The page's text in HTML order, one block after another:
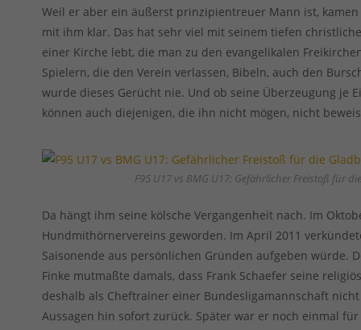
Weil er aber ein äußerst prinzipientreuer Mann ist,
mit ihm klar. Das hat sehr viel mit seinem tiefen
einer Kirche lebt, die man zu den evangelikalen
Spielern, die den Verein verlassen, Bibeln, auch den
wurde dieses Gerücht nie. Und ob seine Überzeugung je
können auch diejenigen, die ihn nicht mögen, nicht
F95 U17 vs BMG U17: Gefährlicher Freistoß für
Da hängt ihm seine kölsche Vergangenheit nach. Im
Hundmithörnervereins geworden. Im April 2011
Saisonende aus persönlichen Gründen aufgeben würde.
Finke mutmaßte damals, dass Frank Schaefer seine
deshalb als Cheftrainer einer Bundesligamannschaft
Aussagen hin sofort zurück. Später war er noch einmal